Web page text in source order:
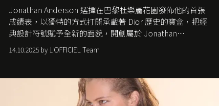
Jonathan Anderson 選擇在巴黎杜樂麗花園發佈他的首張
成績表，以獨特的方式打開承載著 Dior 歷史的寶盒，把經
典設計符號賦予全新的面貌，開創屬於 Jonathan
Anderson 的 Dior 時代。
14.10.2025 by L'OFFICIEL Team